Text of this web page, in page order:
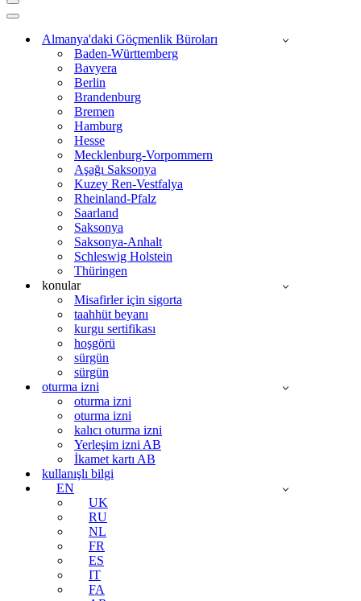
Dolaşım
menüsü
Dolaşım
menüsüAlmanya'daki Göçmenlik Büroları
Baden-Württemberg
Bavyera
Berlin
Brandenburg
Bremen
Hamburg
Hesse
Mecklenburg-Vorpommern
Aşağı Saksonya
Kuzey Ren-Vestfalya
Rheinland-Pfalz
Saarland
Saksonya
Saksonya-Anhalt
Schleswig Holstein
Thüringen
konular
Misafirler için sigorta
taahhüt beyanı
kurgu sertifikası
hoşgörü
sürgün
sürgün
oturma izni
oturma izni
oturma izni
kalıcı oturma izni
Yerleşim izni AB
İkamet kartı AB
kullanışlı bilgi
EN
UK
RU
NL
FR
ES
IT
FA